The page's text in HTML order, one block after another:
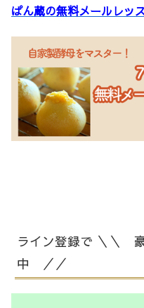
ぱん蔵の無料メールレッ
ライン登録で ＼＼
中 ／／